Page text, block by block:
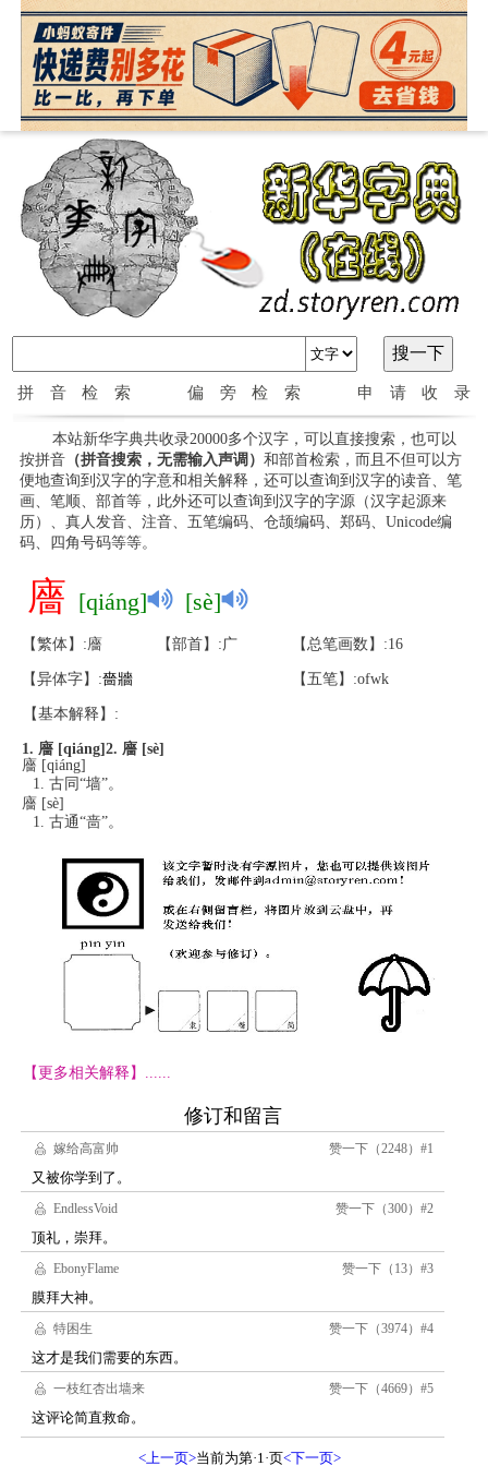
拼音检索 偏旁检索 申请收录
本站新华字典共收录20000多个汉字，可以直接搜索，也可以
按拼音（拼音搜索，无需输入声调） 和部首检索，而且不但可以方
便地查询到汉字的字意和相关解释，还可以查询到汉字的读音、笔
画、笔顺、部首等，此外还可以查询到汉字的字源（汉字起源来
历）、真人发音、注音、五笔编码、仓颉编码、郑码、Unicode编
码、四角号码等等。
廧 [qiáng] [sè]
【繁体】:廧 【部首】:广 【总笔画数】:16
【异体字】:嗇牆 【五笔】:ofwk
【基本解释】:
1. 廧 [qiáng] 2. 廧 [sè]
廧 [qiáng]
古同“墙”。
廧 [sè]
古通“啬”。
【更多相关解释】......